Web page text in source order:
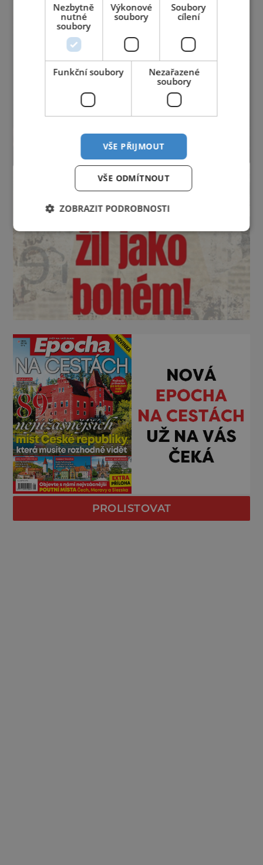
PROLISTOVAT
Nezbytně
nutné
soubory
Výkonové
soubory
Soubory
cílení
Funkční soubory
Nezařazené
soubory
VŠE PŘIJMOUT
VŠE ODMÍTNOUT
ZOBRAZIT PODROBNOSTI